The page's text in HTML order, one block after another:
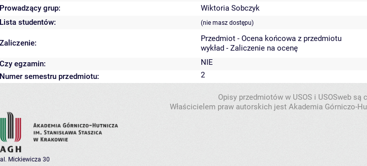
Prowadzący grup:
Wiktoria Sobczyk
Lista studentów:
(nie masz dostępu)
Zaliczenie:
Przedmiot - Ocena końcowa z przedmiotu
wykład - Zaliczenie na ocenę
Czy egzamin:
NIE
Numer semestru przedmiotu:
2
Opisy przedmiotów w USOS i USOSweb
Właścicielem praw autorskich jest Akademia Górniczo-
al. Mickiewicza 30